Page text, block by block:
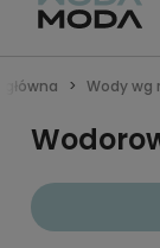
Wody wg